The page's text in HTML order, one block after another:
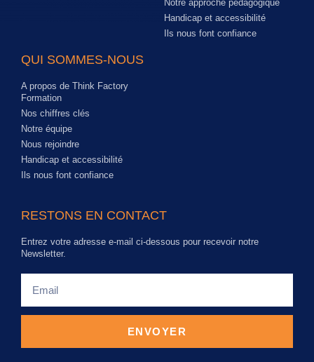
Notre approche pédagogique
Handicap et accessibilité
Ils nous font confiance
QUI SOMMES-NOUS
A propos de Think Factory
Formation
Nos chiffres clés
Notre équipe
Nous rejoindre
Handicap et accessibilité
Ils nous font confiance
RESTONS EN CONTACT
Entrez votre adresse e-mail ci-dessous pour recevoir notre
Newsletter.
ENVOYER